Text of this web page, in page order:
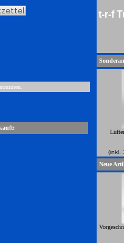
t-r-f
(inkl.
Neue